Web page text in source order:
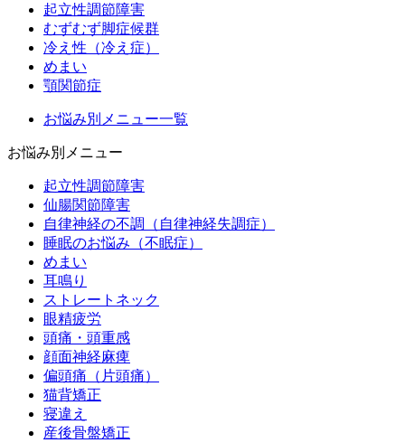
起立性調節障害
むずむず脚症候群
冷え性（冷え症）
めまい
顎関節症
お悩み別メニュー一覧
お悩み別メニュー
起立性調節障害
仙腸関節障害
自律神経の不調（自律神経失調症）
睡眠のお悩み（不眠症）
めまい
耳鳴り
ストレートネック
眼精疲労
頭痛・頭重感
顔面神経麻痺
偏頭痛（片頭痛）
猫背矯正
寝違え
産後骨盤矯正